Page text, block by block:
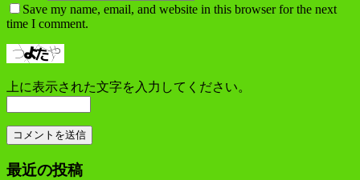
Save my name, email, and website in this browser for the next
time I comment.
上に表示された文字を入力してください。
最近の投稿